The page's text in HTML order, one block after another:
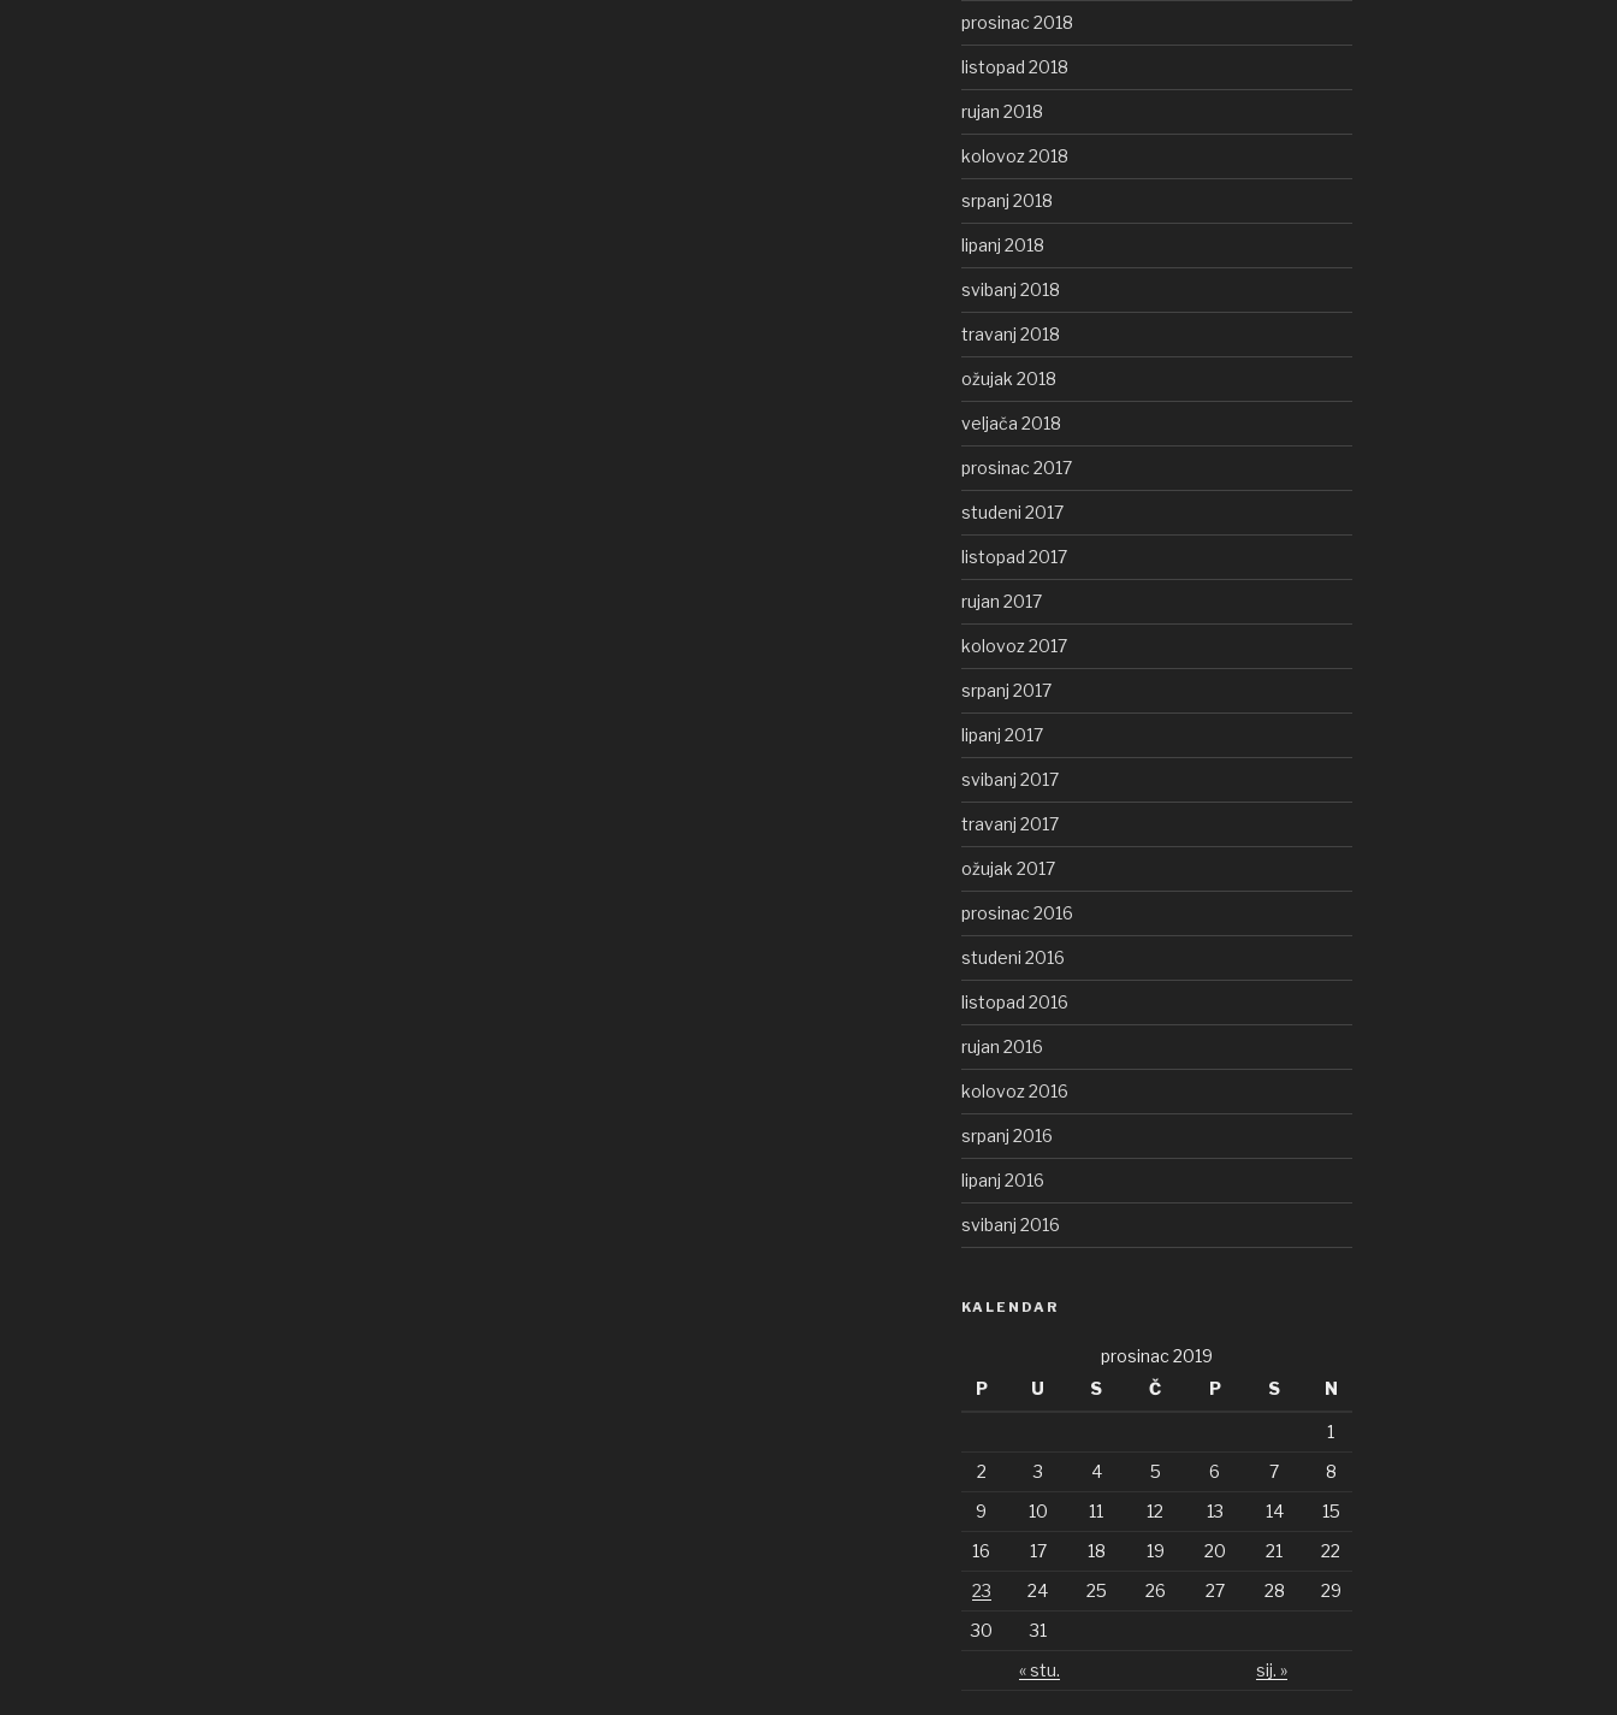
prosinac 2018
listopad 2018
rujan 2018
kolovoz 2018
srpanj 2018
lipanj 2018
svibanj 2018
travanj 2018
ožujak 2018
veljača 2018
prosinac 2017
studeni 2017
listopad 2017
rujan 2017
kolovoz 2017
srpanj 2017
lipanj 2017
svibanj 2017
travanj 2017
ožujak 2017
prosinac 2016
studeni 2016
listopad 2016
rujan 2016
kolovoz 2016
srpanj 2016
lipanj 2016
svibanj 2016
KALENDAR
prosinac 2019
P
U S Č P S N
« stu. sij. »
1
2
3 4 5 6 7
8
9
10 11 12 13 14
15
16
17 18 19 20 21
22
23
24 25 26 27 28
29
30
31